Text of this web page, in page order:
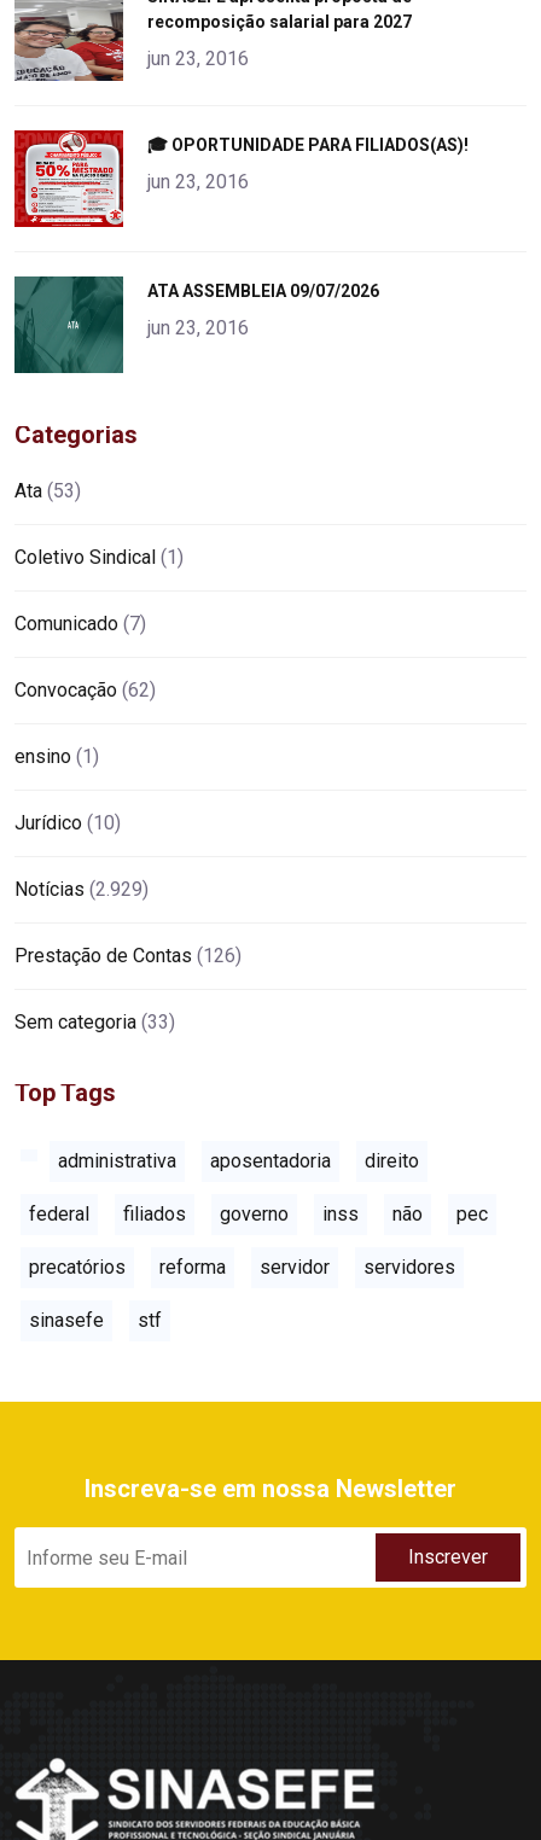
alt="product">
recomposição salarial para 2027
jun 23, 2016
alt="product">
🎓 OPORTUNIDADE PARA FILIADOS(AS)!
jun 23, 2016
alt="product">
ATA ASSEMBLEIA 09/07/2026
jun 23, 2016
Categorias
Ata (53)
Coletivo Sindical (1)
Comunicado (7)
Convocação (62)
ensino (1)
Jurídico (10)
Notícias (2.929)
Prestação de Contas (126)
Sem categoria (33)
Top Tags
administrativa aposentadoria direito
federal filiados governo inss não pec
precatórios reforma servidor servidores
sinasefe stf
Inscreva-se em nossa Newsletter